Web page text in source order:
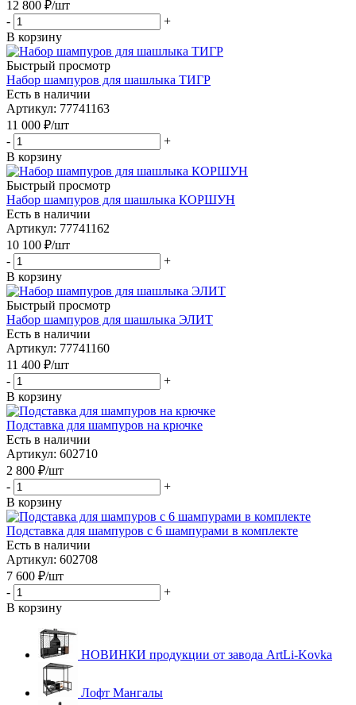
12 800 ₽/шт
-
+
В корзину
Быстрый просмотр
Набор шампуров для шашлыка ТИГР
Есть в наличии
Артикул: 77741163
11 000 ₽/шт
-
+
В корзину
Быстрый просмотр
Набор шампуров для шашлыка КОРШУН
Есть в наличии
Артикул: 77741162
10 100 ₽/шт
-
+
В корзину
Быстрый просмотр
Набор шампуров для шашлыка ЭЛИТ
Есть в наличии
Артикул: 77741160
11 400 ₽/шт
-
+
В корзину
Подставка для шампуров на крючке
Есть в наличии
Артикул: 602710
2 800 ₽/шт
-
+
В корзину
Подставка для шампуров с 6 шампурами в комплекте
Есть в наличии
Артикул: 602708
7 600 ₽/шт
-
+
В корзину
НОВИНКИ продукции от завода ArtLi-Kovka
Лофт Мангалы